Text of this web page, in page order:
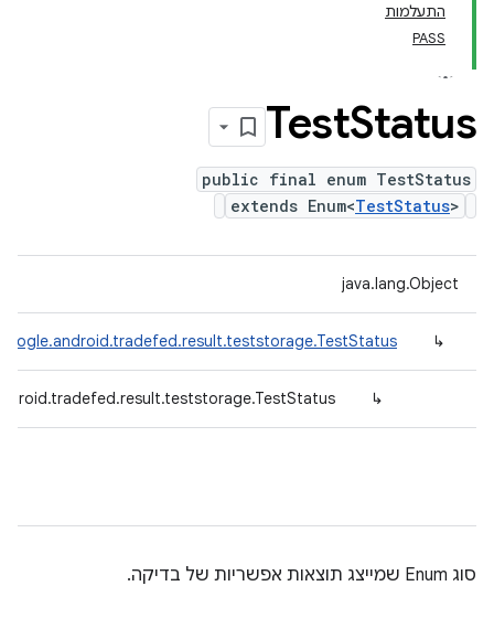
התעלמות
PASS
TestStatus
public final enum TestStatus
extends Enum<TestStatus>
java.lang.Object
↳
↳
סוג Enum שמייצג תוצאות אפשריות של בדיקה.